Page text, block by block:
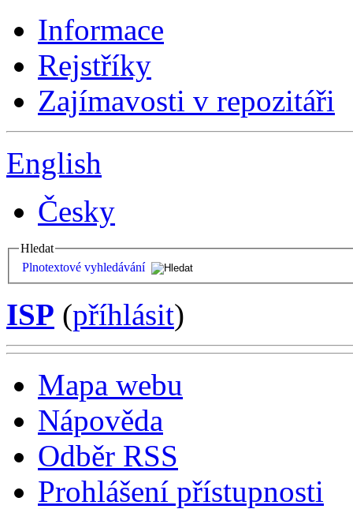
Informace
Rejstříky
Zajímavosti v repozitáři
English
Česky
Hledat
Plnotextové vyhledávání
ISP (příhlásit)
Mapa webu
Nápověda
Odběr RSS
Prohlášení přístupnosti